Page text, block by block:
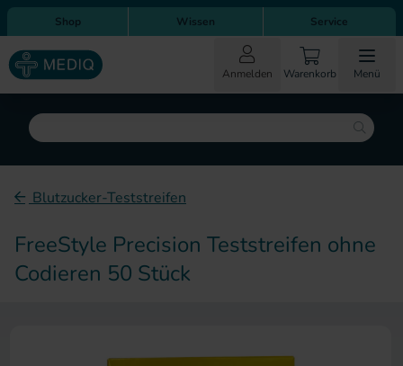
Direkt zum Inhalt
Direkt zur Hauptnavigation
Shop Wissen Service
Anmelden Warenkorb Menü
Suche
Blutzucker-Teststreifen
FreeStyle Precision Teststreifen ohne
Codieren 50 Stück